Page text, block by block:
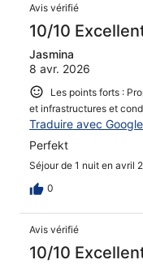
Avis vérifié
10/10
Jasmina
8 avr. 2026
Les points forts :
et infrastructures et
Traduire avec Google
Perfekt
Séjour de 1 nuit en avril
0
Avis vérifié
10/10